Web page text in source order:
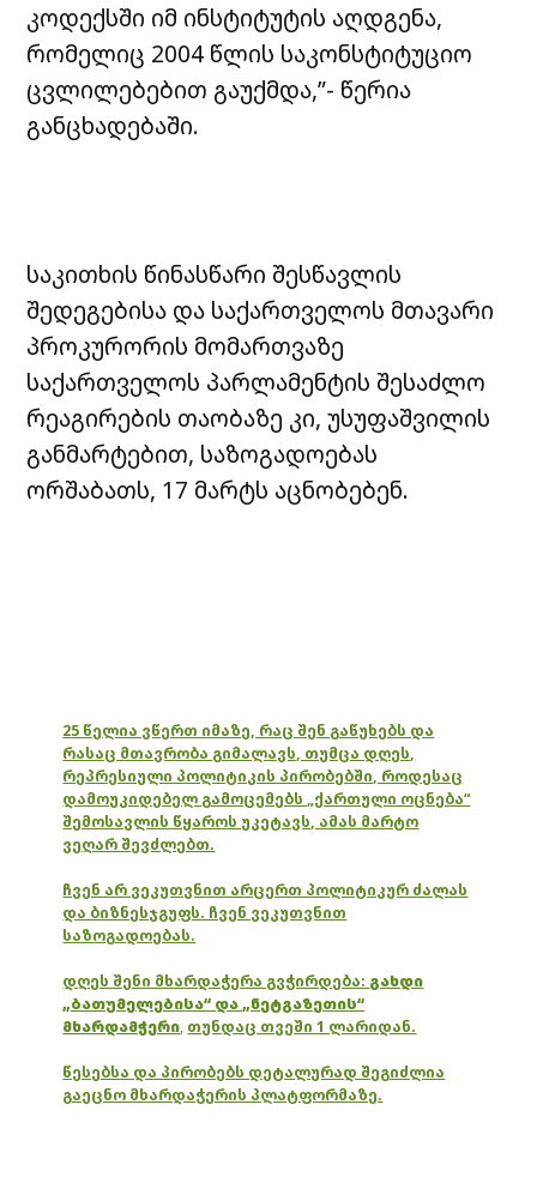
კოდექსში იმ ინსტიტუტის აღდგენა,
რომელიც 2004 წლის საკონსტიტუციო
ცვლილებებით გაუქმდა,”- წერია
განცხადებაში.
საკითხის წინასწარი შესწავლის
შედეგებისა და საქართველოს მთავარი
პროკურორის მომართვაზე
საქართველოს პარლამენტის შესაძლო
რეაგირების თაობაზე კი, უსუფაშვილის
განმარტებით, საზოგადოებას
ორშაბათს, 17 მარტს აცნობებენ.
25 წელია ვწერთ იმაზე, რაც შენ გაწუხებს და
რასაც მთავრობა გიმალავს, თუმცა დღეს,
რეპრესიული პოლიტიკის პირობებში, როდესაც
დამოუკიდებელ გამოცემებს „ქართული ოცნება“
შემოსავლის წყაროს უკეტავს, ამას მარტო
ვეღარ შევძლებთ.
ჩვენ არ ვეკუთვნით არცერთ პოლიტიკურ ძალას
და ბიზნესჯგუფს. ჩვენ ვეკუთვნით
საზოგადოებას.
დღეს შენი მხარდაჭერა გვჭირდება: გახდი
„ბათუმელებისა“ და „ნეტგაზეთის“
მხარდამჭერი, თუნდაც თვეში 1 ლარიდან.
წესებსა და პირობებს დეტალურად შეგიძლია
გაეცნო მხარდაჭერის პლატფორმაზე.